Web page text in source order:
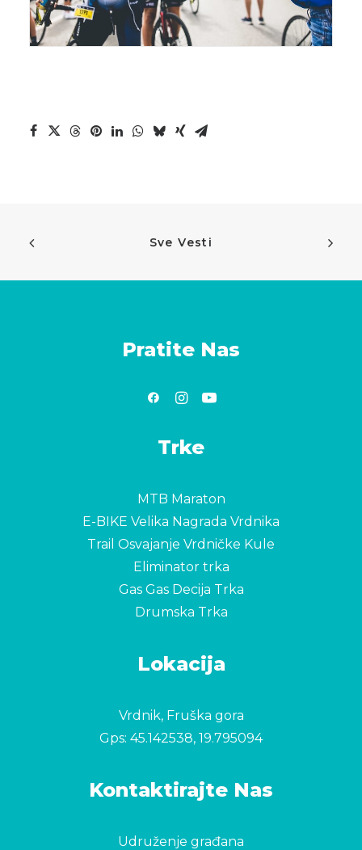
Sve Vesti
Pratite Nas
Trke
MTB Maraton
E-BIKE Velika Nagrada Vrdnika
Trail Osvajanje Vrdničke Kule
Eliminator trka
Gas Gas Decija Trka
Drumska Trka
Lokacija
Vrdnik, Fruška gora
Gps: 45.142538, 19.795094
Kontaktirajte Nas
Udruženje građana